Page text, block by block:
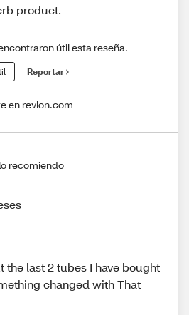
product.
útil esta reseña.
Reportar
en revlon.com
recomiendo
the last 2 tubes I have bought
changed with That